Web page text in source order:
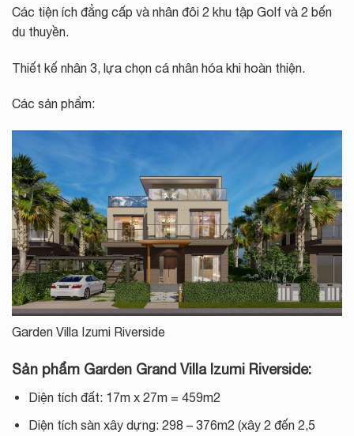
Các tiện ích đẳng cấp và nhân đôi 2 khu tập Golf và 2 bến
du thuyền.
Thiết kế nhân 3, lựa chọn cá nhân hóa khi hoàn thiện.
Các sản phẩm:
Garden Villa Izumi Riverside
Sản phẩm Garden Grand Villa Izumi Riverside:
Diện tích đất: 17m x 27m = 459m2
Diện tích sàn xây dựng: 298 – 376m2 (xây 2 đến 2,5